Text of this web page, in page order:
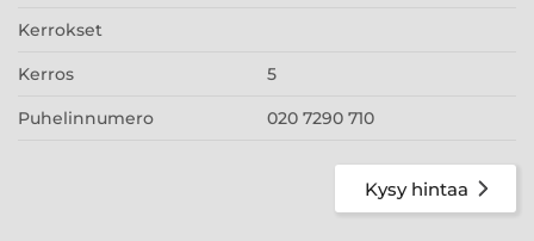
Kerrokset
Kerros 5
Puhelinnumero 020 7290 710
Kysy hintaa